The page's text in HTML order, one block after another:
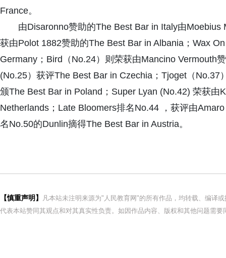
France。
由Disaronno赞助的The Best Bar in Italy由
获由Polot 1882赞助的The Best Bar in Albania；Wax
Germany；Bird（No.24）则荣获由Mancino Vermouth
(No.25）获评The Best Bar in Czechia；Tjoget（
颁The Best Bar in Poland；Super Lyan (No.42) 荣获由
Netherlands；Late Bloomers排名No.44 ，获评由
名No.50的Dunlin摘得The Best Bar in Austria。
【慎重声明】
凡本站未注明来源为"人民教育网"的所有作品，均转载、编译
代表本站赞同其观点和对其真实性负责。如因作品内容、版权和其他问题需